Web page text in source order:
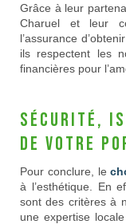
Grâce à leur
Charuel et leur
l’assurance
ils respectent les
financières pour
Sécurité,
de votre
Pour conclure, le
à l’esthétique. En
sont des critères à
une expertise